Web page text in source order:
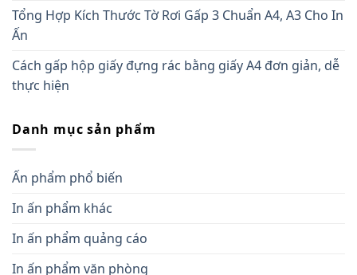
Tổng Hợp Kích Thước Tờ Rơi Gấp 3 Chuẩn A4, A3 Cho In
Ấn
Cách gấp hộp giấy đựng rác bằng giấy A4 đơn giản, dễ
thực hiện
Danh mục sản phẩm
Ấn phẩm phổ biến
In ấn phẩm khác
In ấn phẩm quảng cáo
In ấn phẩm văn phòng